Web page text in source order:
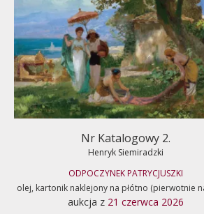
Nr Katalogowy 2.
Henryk Siemiradzki
ODPOCZYNEK PATRYCJUSZKI
olej, kartonik naklejony na płótno (pierwotnie
aukcja z 21 czerwca 2026